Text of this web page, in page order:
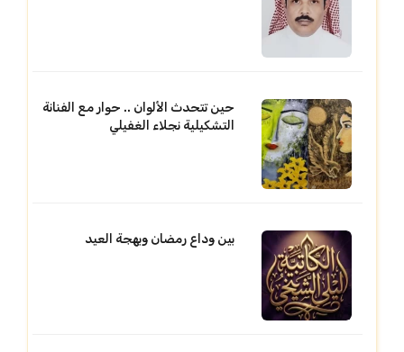
حين تتحدث الألوان .. حوار مع الفنانة
التشكيلية نجلاء الغفيلي
بين وداع رمضان وبهجة العيد